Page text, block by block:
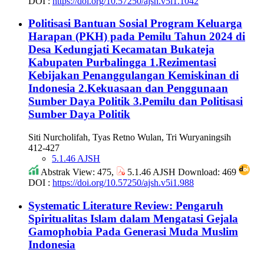
Politisasi Bantuan Sosial Program Keluarga
Harapan (PKH) pada Pemilu Tahun 2024 di
Desa Kedungjati Kecamatan Bukateja
Kabupaten Purbalingga 1.Rezimentasi
Kebijakan Penanggulangan Kemiskinan di
Indonesia 2.Kekuasaan dan Penggunaan
Sumber Daya Politik 3.Pemilu dan Politisasi
Sumber Daya Politik
Siti Nurcholifah, Tyas Retno Wulan, Tri Wuryaningsih
412-427
5.1.46 AJSH
Abstrak View: 475,
5.1.46 AJSH Download: 469
DOI : https://doi.org/10.57250/ajsh.v5i1.988
Systematic Literature Review: Pengaruh
Spiritualitas Islam dalam Mengatasi Gejala
Gamophobia Pada Generasi Muda Muslim
Indonesia